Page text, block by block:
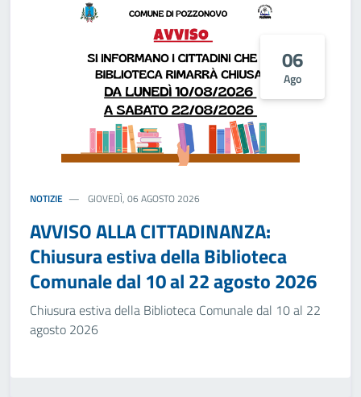
06
Ago
NOTIZIE GIOVEDÌ, 06 AGOSTO 2026
AVVISO ALLA CITTADINANZA:
Chiusura estiva della Biblioteca
Comunale dal 10 al 22 agosto 2026
Chiusura estiva della Biblioteca Comunale dal 10 al 22
agosto 2026